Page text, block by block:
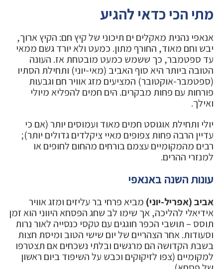
מתי הכי כדאי להגיע
אנאפי נהנית מאקלים ים תיכוני של קיץ חם: הקיץ ארוך,
יבש וחם מאוד, החורף מתון. כמעט ולא יורד גשם ממאי
עד ספטמבר, כך ששמש כמעט מובטחת אז. העונה
הטובה ביותר היא סוף האביב (מאי-יוני) ותחילת הסתיו
(ספטמבר-אוקטובר) המציעים מזג אוויר חם וגבעות
פורחות עם פחות מבקרים. הים חמים להפליא מיולי
ואילך.
יולי ותחילת אוגוסט חמים מאוד ועמוסים יותר (אם כי
עדיין הרבה פחות צפופים מאיי ציקלדים גדולים יותר);
רבים מהמקומיים עצמם בורחים מהחום לחופים או
למנזרי ההרים.
עונות השנה באנאפי
אביב (אפריל-יוני) מביא פרחי בר עליזים ומזג אוויר
אידיאלי להליכה, אך שימו לב שחג הפסחא היווני הוא זמן
תוסס – תושבי הכפר חוגגים עם טקסי כנסייה לאור נרות
וסעודות. אחר הצהריים של יום שישי הטוב ומיסת חצות
בשבת הקדושה הם מרגשים ובלתי נשכחים אם תצטרפו
למקומיים (צפו לזיקוקים וכבש על השיפוד ביום ראשון